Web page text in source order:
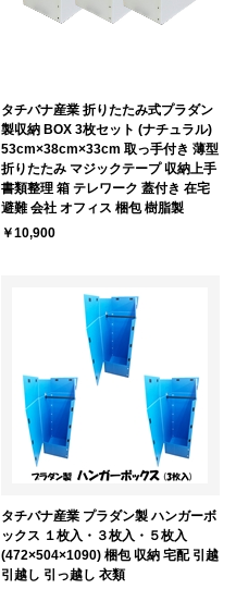
タチバナ産業 折りたたみ式プラダン
製収納 BOX 3枚セット (ナチュラル)
53cm×38cm×33cm 取っ手付き 薄型
折りたたみ マジックテープ 収納上手
書類整理 箱 テレワーク 蓋付き 在宅
避難 会社 オフィス 梱包 樹脂製
￥10,900
タチバナ産業 プラダン製 ハンガーボ
ックス １枚入・３枚入・５枚入
(472×504×1090) 梱包 収納 宅配 引越
引越し 引っ越し 衣類